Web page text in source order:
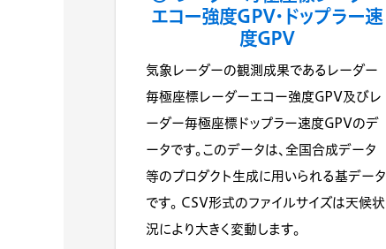
エコー強度GPV・ドップラー速
度GPV
気象レーダーの観測成果であるレーダー
毎極座標レーダーエコー強度GPV及びレ
ーダー毎極座標ドップラー速度GPVのデ
ータです。このデータは、全国合成データ
等のプロダクト生成に用いられる基データ
です。 CSV形式のファイルサイズは天候状
況により大きく変動します。